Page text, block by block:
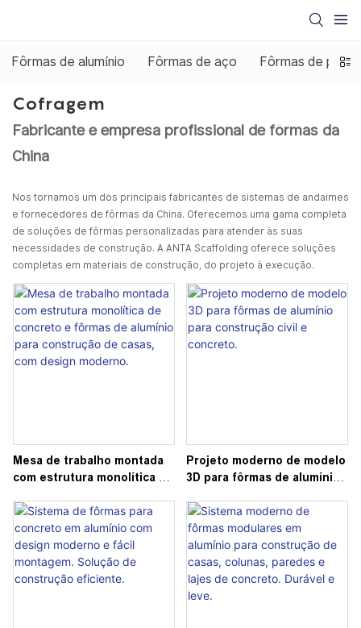
Fôrmas de alumínio Fôrmas de aço Fôrmas de
Cofragem
Fabricante e empresa profissional de fôrmas da
China
Nos tornamos um dos principais fabricantes de sistemas de andaimes
e fornecedores de fôrmas da China. Oferecemos uma gama completa
de soluções de fôrmas personalizadas para atender às suas
necessidades de construção. A ANTA Scaffolding oferece soluções
completas em materiais de construção, do projeto à execução.
Mesa de trabalho montada
com estrutura monolítica de
alumínio para construção de
casas, com design moderno.
Projeto moderno de modelo
3D para fôrmas de alumínio
concreto.